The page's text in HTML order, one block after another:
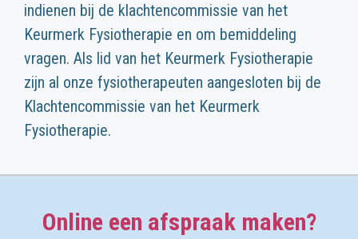
indienen bij de klachtencommissie van het
Keurmerk Fysiotherapie en om bemiddeling
vragen. Als lid van het Keurmerk Fysiotherapie
zijn al onze fysiotherapeuten aangesloten bij de
Klachtencommissie van het Keurmerk
Fysiotherapie.
Online een afspraak maken?